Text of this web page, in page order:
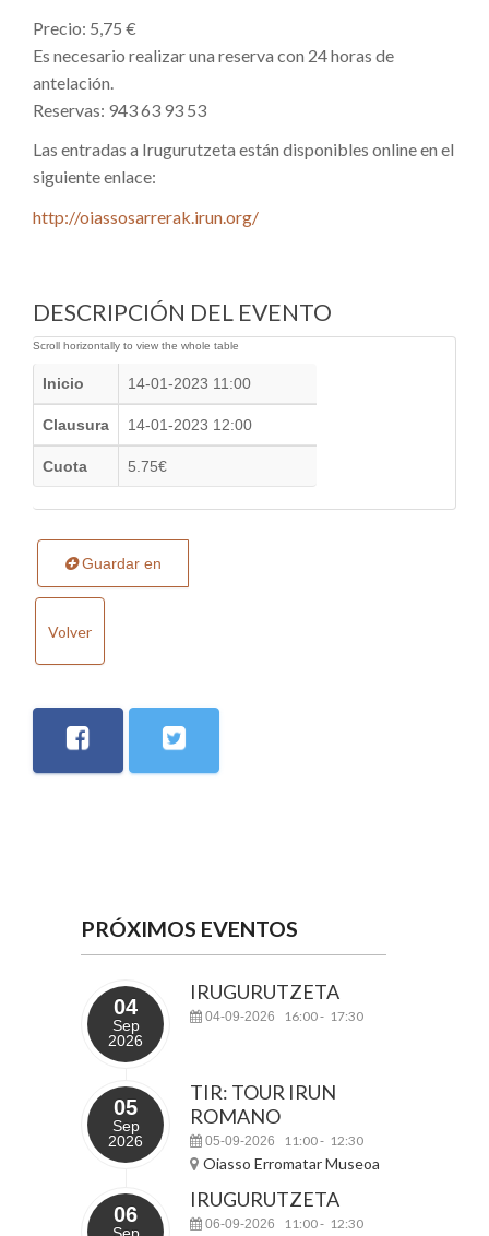
Precio: 5,75 €
Es necesario realizar una reserva con 24 horas de
antelación.
Reservas: 943 63 93 53
Las entradas a Irugurutzeta están disponibles online en el
siguiente enlace:
http://oiassosarrerak.irun.org/
DESCRIPCIÓN DEL EVENTO
Inicio 14-01-2023 11:00
Clausura 14-01-2023 12:00
Cuota 5.75€
Guardar en
Volver
PRÓXIMOS EVENTOS
04
Sep
2026
IRUGURUTZETA
04-09-2026 16:00- 17:30
05
Sep
2026
TIR: TOUR IRUN
ROMANO
05-09-2026 11:00- 12:30
Oiasso Erromatar Museoa
06
IRUGURUTZETA
06-09-2026 11:00- 12:30